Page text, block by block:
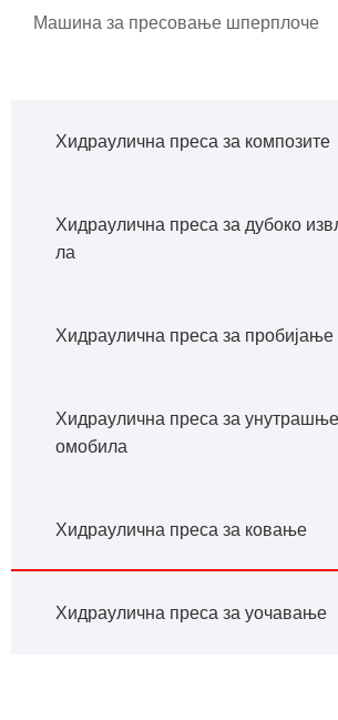
Машина за пресовање шперплоче
Хидраулична преса за композите
Хидраулична преса за дубоко
ла
Хидраулична преса за
Хидраулична преса за
омобила
Хидраулична преса за ковање
Хидраулична преса за уочавање